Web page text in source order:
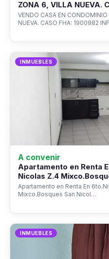
ZONA 6, VILLA NUEVA.
VENDO CASA EN
NUEVA. CASO FHA: 1900982
INMUEBLES
A convenir
Apartamento en Renta
Nicolas Z.4
Apartamento en Renta En
Mixco.Bosques San Nicol…
INMUEBLES